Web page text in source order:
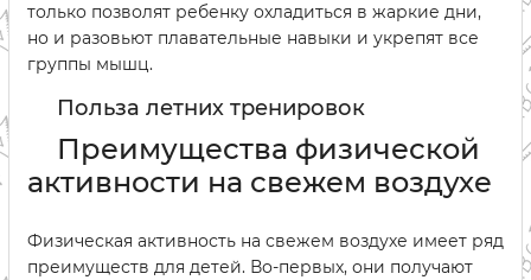
только позволят ребенку охладиться в жаркие дни,
но и разовьют плавательные навыки и укрепят все
группы мышц.
Польза летних тренировок
Преимущества физической
активности на свежем воздухе
Физическая активность на свежем воздухе имеет ряд
преимуществ для детей. Во-первых, они получают